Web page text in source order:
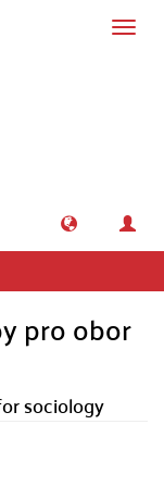
pro obor
sociology